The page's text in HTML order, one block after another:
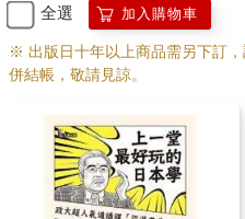
然而，美國的種族對立並未就
衝突，擴大為白人與黑人之間的
卡羅來納州一座正在做晚禮拜的
自動步槍闖入，他以屠殺式的
時，造成九人死亡、十餘人受
於一八一六年，是美國南方歷
見證了過去蓄奴的時代，也經
國黑人的精神中心，而這樁教
全選 加入購物車
※ 出版日十年以上商品需另下訂
併結帳，敬請見諒。